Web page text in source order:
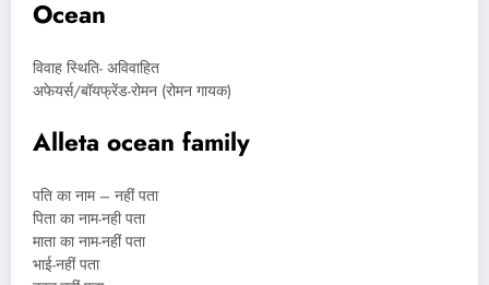
Ocean
विवाह स्थिति- अविवाहित
अफेयर्स/बॉयफ्रेंड-रोमन (रोमन गायक)
Alleta ocean family
पति का नाम – नहीं पता
पिता का नाम-नही पता
माता का नाम-नहीं पता
भाई-नहीं पता